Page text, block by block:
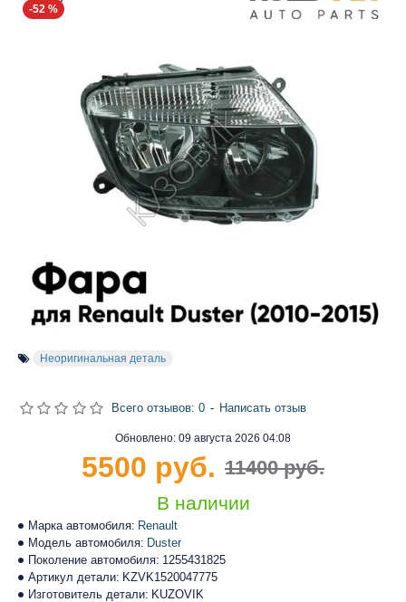
-52 %
Неоригинальная деталь
Марка автомобиля: Renault
Модель автомобиля: Duster
Поколение автомобиля: 1255431825
Артикул детали: KZVK1520047775
Изготовитель детали: KUZOVIK
Обновлено: 09 августа 2026 04:08
В наличии
Всего отзывов: 0 - Написать отзыв
11400 руб.
5500 руб.